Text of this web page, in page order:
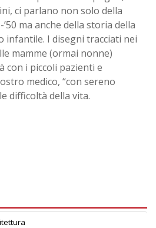
ci parlano non solo della
ma anche della storia della
infantile. I disegni tracciati nei
mamme (ormai nonne)
con i piccoli pazienti e
medico, “con sereno
difficoltà della vita.